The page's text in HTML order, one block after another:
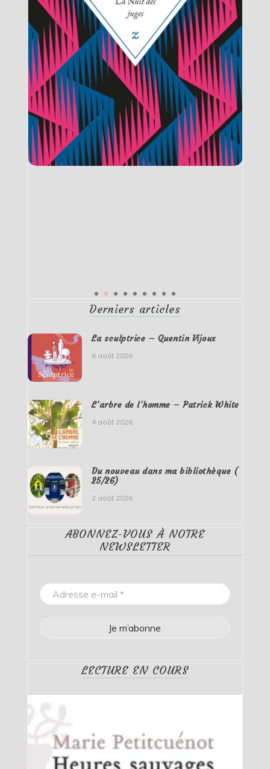
Derniers articles
La sculptrice – Quentin Vijoux
6 août 2026
L’arbre de l’homme – Patrick White
4 août 2026
Du nouveau dans ma bibliothèque (
25/26)
2 août 2026
ABONNEZ-VOUS À NOTRE
NEWSLETTER
LECTURE EN COURS